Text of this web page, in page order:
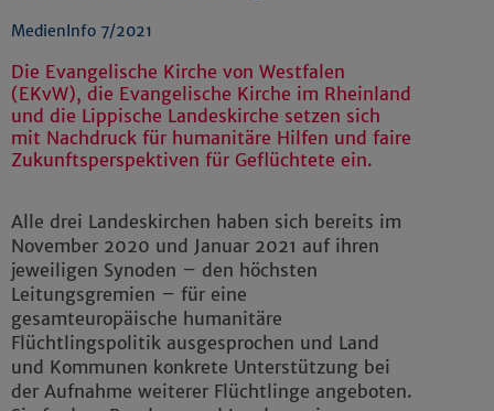
MedienInfo 7/2021
Die Evangelische Kirche von Westfalen
(EKvW), die Evangelische Kirche im Rheinland
und die Lippische Landeskirche setzen sich
mit Nachdruck für humanitäre Hilfen und faire
Zukunftsperspektiven für Geflüchtete ein.
Alle drei Landeskirchen haben sich bereits im
November 2020 und Januar 2021 auf ihren
jeweiligen Synoden – den höchsten
Leitungsgremien – für eine
gesamteuropäische humanitäre
Flüchtlingspolitik ausgesprochen und Land
und Kommunen konkrete Unterstützung bei
der Aufnahme weiterer Flüchtlinge angeboten.